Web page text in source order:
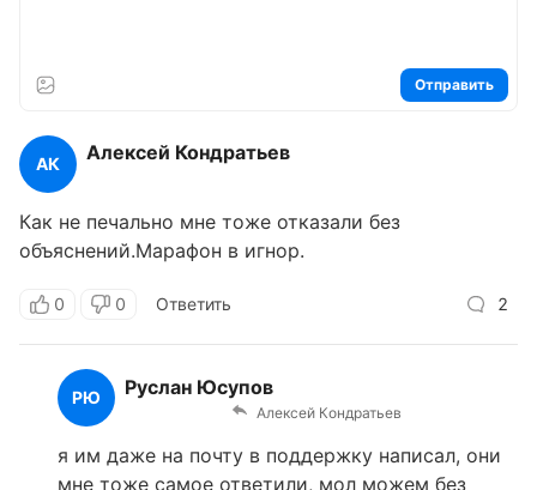
Отправить
АК Алексей Кондратьев
Как не печально мне тоже отказали без
объяснений.Марафон в игнор.
0 0 Ответить 2
РЮ Руслан Юсупов
Алексей Кондратьев
я им даже на почту в поддержку написал, они
мне тоже самое ответили, мол можем без